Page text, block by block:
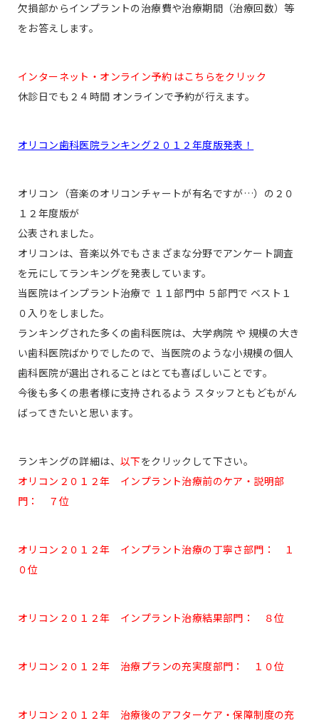
欠損部からインプラントの治療費や治療期間（治療回数）等
をお答えします。
インターネット・オンライン予約 はこちらをクリック
休診日でも２４時間 オンラインで予約が行えます。
オリコン歯科医院ランキング２０１２年度版発表！
オリコン（音楽のオリコンチャートが有名ですが…）の２０
１２年度版が
公表されました。
オリコンは、音楽以外でもさまざまな分野でアンケート調査
を元にしてランキングを発表しています。
当医院はインプラント治療で １１部門中 ５部門で ベスト１
０入りをしました。
ランキングされた多くの歯科医院は、大学病院 や 規模の大き
い歯科医院ばかりでしたので、当医院のような小規模の個人
歯科医院が選出されることはとても喜ばしいことです。
今後も多くの患者様に支持されるよう スタッフともどもがん
ばってきたいと思います。
ランキングの詳細は、 以下をクリックして下さい。
オリコン２０１２年 インプラント治療前のケア・説明部
門： ７位
オリコン２０１２年 インプラント治療の丁寧さ部門： １
０位
オリコン２０１２年 インプラント治療結果部門： ８位
オリコン２０１２年 治療プランの充実度部門： １０位
オリコン２０１２年 治療後のアフターケア・保障制度の充